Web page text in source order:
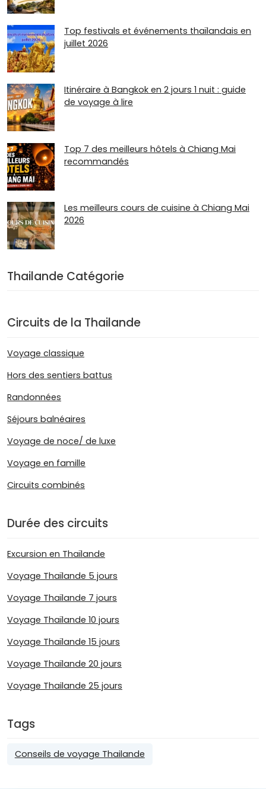
Top festivals et événements thaïlandais en
juillet 2026
Itinéraire à Bangkok en 2 jours 1 nuit : guide
de voyage à lire
Top 7 des meilleurs hôtels à Chiang Mai
recommandés
Les meilleurs cours de cuisine à Chiang Mai
2026
Thailande Catégorie
Circuits de la Thailande
Voyage classique
Hors des sentiers battus
Randonnées
Séjours balnéaires
Voyage de noce/ de luxe
Voyage en famille
Circuits combinés
Durée des circuits
Excursion en Thaïlande
Voyage Thaïlande 5 jours
Voyage Thaïlande 7 jours
Voyage Thaïlande 10 jours
Voyage Thaïlande 15 jours
Voyage Thaïlande 20 jours
Voyage Thailande 25 jours
Tags
Conseils de voyage Thailande